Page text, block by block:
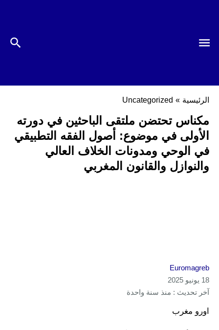
الرئيسية »
Uncategorized
مكناس تحتضن ملتقى الباحثين في دورته
الأولى في موضوع: أصول الفقه التطبيقي
في الوحي ومدونات الخلاف العالي
والنوازل والقانون المغربي
Euromagreb
18 يونيو 2025
آخر تحديث : منذ سنة واحدة
اورو مغرب